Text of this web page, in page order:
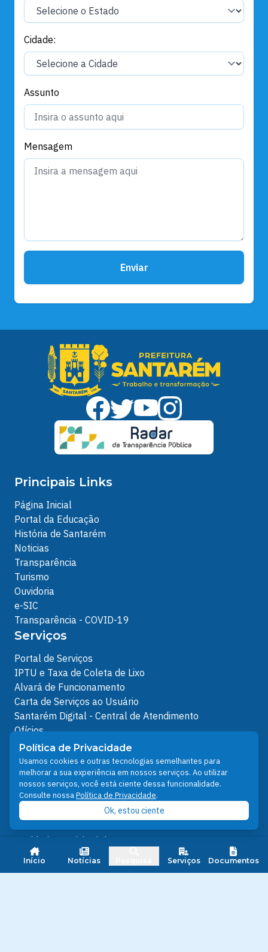
Início Notícias Serviços Documentos
Cidade:
Assunto
Mensagem
Enviar
Principais Links
Página Inicial
Portal da Educação
História de Santarém
Noticias
Transparência
Turismo
Ouvidoria
e-SIC
Transparência - COVID-19
Serviços
Portal de Serviços
IPTU e Taxa de Coleta de Lixo
Alvará de Funcionamento
Carta de Serviços ao Usuário
Santarém Digital - Central de Atendimento
Ofícios
Protocolos Servidor
Protocolos
Análises de Projetos
Outros Links
Licenciamento Ambiental
Ouvidoria Municipal do SUS
Nota FiscalEletrônica
Política de Privacidade
Usamos cookies e outras tecnologias semelhantes para
melhorar a sua experiência em nossos serviços. Ao utilizar
nossos serviços, você está ciente dessa funcionalidade.
Consulte nossaPolítica de Privacidade.
Ok, estou ciente